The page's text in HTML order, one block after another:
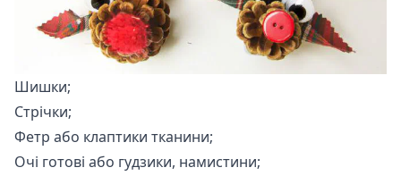
Шишки;
Стрічки;
Фетр або клаптики тканини;
Очі готові або гудзики, намистини;